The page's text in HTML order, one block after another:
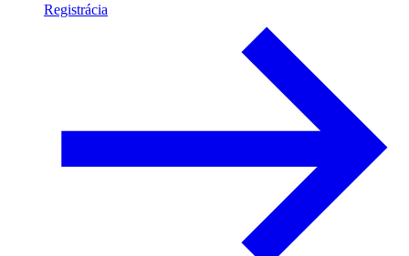
Registrácia